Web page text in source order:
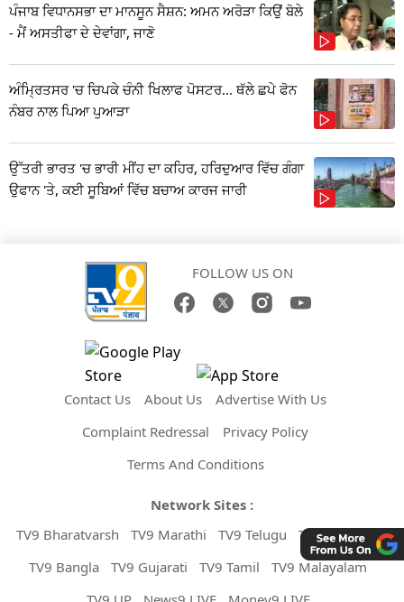
ਪੰਜਾਬ ਵਿਧਾਨਸਭਾ ਦਾ ਮਾਨਸੂਨ ਸੈਸ਼ਨ: ਅਮਨ ਅਰੋੜਾ ਕਿਉਂ ਬੋਲੇ
- ਮੈਂ ਅਸਤੀਫਾ ਦੇ ਦੇਵਾਂਗਾ, ਜਾਣੋ
ਅੰਮ੍ਰਿਤਸਰ 'ਚ ਚਿਪਕੇ ਚੰਨੀ ਖਿਲਾਫ ਪੋਸਟਰ... ਥੱਲੇ ਛਪੇ ਫੋਨ
ਨੰਬਰ ਨਾਲ ਪਿਆ ਪੁਆੜਾ
ਉੱਤਰੀ ਭਾਰਤ 'ਚ ਭਾਰੀ ਮੀਂਹ ਦਾ ਕਹਿਰ, ਹਰਿਦੁਆਰ ਵਿੱਚ ਗੰਗਾ
ਉਫਾਨ 'ਤੇ, ਕਈ ਸੂਬਿਆਂ ਵਿੱਚ ਬਚਾਅ ਕਾਰਜ ਜਾਰੀ
FOLLOW US ON
Contact Us About Us
Advertise With Us
Complaint Redressal
Privacy Policy
Terms And Conditions
Network Sites :
TV9 Bharatvarsh
TV9 Marathi TV9 Telugu
TV9 Kannada
TV9 Bangla
TV9 Gujarati TV9 Tamil
TV9 Malayalam